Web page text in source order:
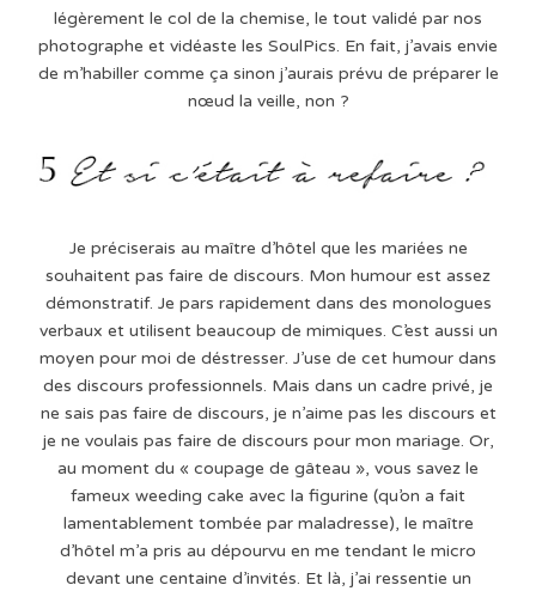
légèrement le col de la chemise, le tout validé par nos
photographe et vidéaste les SoulPics. En fait, j’avais envie
de m’habiller comme ça sinon j’aurais prévu de préparer le
nœud la veille, non ?
Je préciserais au maître d’hôtel que les mariées ne
souhaitent pas faire de discours. Mon humour est assez
démonstratif. Je pars rapidement dans des monologues
verbaux et utilisent beaucoup de mimiques. C’est aussi un
moyen pour moi de déstresser. J’use de cet humour dans
des discours professionnels. Mais dans un cadre privé, je
ne sais pas faire de discours, je n’aime pas les discours et
je ne voulais pas faire de discours pour mon mariage. Or,
au moment du « coupage de gâteau », vous savez le
fameux weeding cake avec la figurine (qu’on a fait
lamentablement tombée par maladresse), le maître
d’hôtel m’a pris au dépourvu en me tendant le micro
devant une centaine d’invités. Et là, j’ai ressentie un